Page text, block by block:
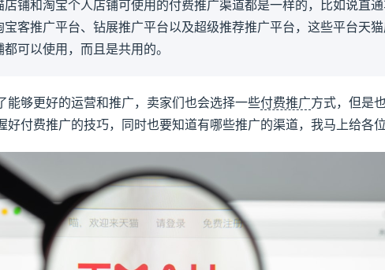
店铺和淘宝个人店铺可使用的付费推广渠道都是一样的，比如说直
宝客推广平台、钻展推广平台以及超级推荐推广平台，这些平台天猫
都可以使用，而且是共用的。
能够更好的运营和推广，卖家们也会选择一些付费推广方式，但是
好付费推广的技巧，同时也要知道有哪些推广的渠道，我马上给各位